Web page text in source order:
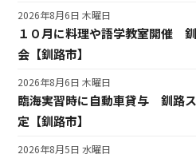
１０月に料理や語学教室開催
会【釧路市】
2026年8月6日 木曜日
臨海実習時に自動車貸与 釧路
定【釧路市】
2026年8月6日 木曜日
2026年8月5日 水曜日